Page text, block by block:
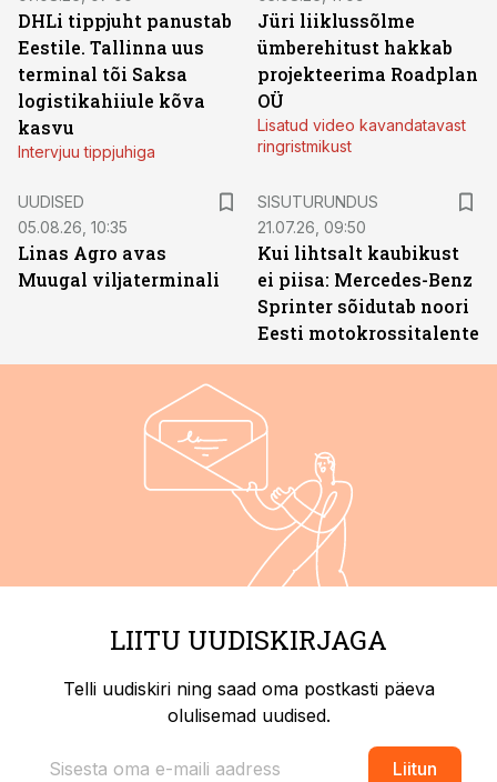
DHLi tippjuht panustab
Eestile. Tallinna uus
terminal tõi Saksa
logistikahiiule kõva
kasvu
Intervjuu tippjuhiga
Jüri liiklussõlme
ümberehitust hakkab
projekteerima Roadplan
OÜ
Lisatud video kavandatavast
ringristmikust
UUDISED
05.08.26, 10:35
Linas Agro avas
Muugal viljaterminali
SISUTURUNDUS
21.07.26, 09:50
Kui lihtsalt kaubikust
ei piisa: Mercedes-Benz
Sprinter sõidutab noori
Eesti motokrossitalente
LIITU UUDISKIRJAGA
Telli uudiskiri ning saad oma postkasti päeva
olulisemad uudised.
Liitun